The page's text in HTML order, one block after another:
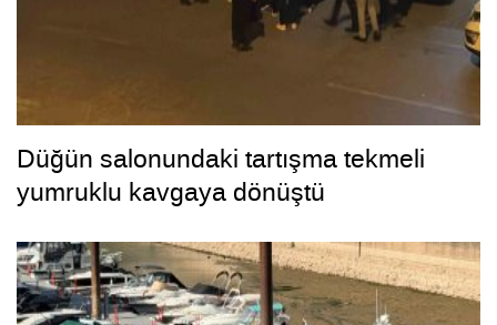
Düğün salonundaki tartışma tekmeli
yumruklu kavgaya dönüştü